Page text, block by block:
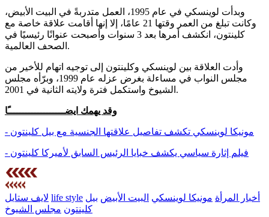
وبدأت لوينسكي في عام 1995، العمل متدربةً في البيت الأبيض،
وكانت تبلغ من العمر وقتها 21 عامًا، إلا إنها أقامت علاقة خاصة مع
كلينتون، انكشف أمرها بعد 3 سنوات وأصبحت عنوانًا رئيسيًا في
الصحف العالمية.
وأدت العلاقة بين لوينسكي وكلينتون إلى توجيه اتهام للأخير من
مجلس النواب في مساءلة بغرض عزله عام 1999، وبرّأه مجلس
الشيوخ واستكمل فترة ولايته الثانية في 2001.
وقد يهمك ايضـــــــــــــــــــًا
- مونيكا لوينسكي تكشف تفاصيل علاقتها الجنسية مع بيل كلينتون
- فيلم إثارة سياسي يكشف خبايا الرئيس السابق لأميركا كلينتون
لايف ستايل life style أخبار المرأة مونيكا لوينسكي البيت الأبيض بيل
كلينتون مجلس الشيوخ